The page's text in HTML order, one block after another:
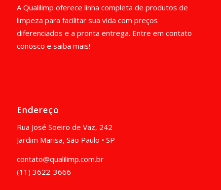
A Qualilimp oferece linha completa de produtos de
limpeza para facilitar sua vida com preços
diferenciados e a pronta entrega. Entre em contato
conosco e saiba mais!
Endereço
Rua José Soeiro de Vaz, 242
Jardim Marisa, São Paulo • SP
contato@qualilimp.com.br
(11) 3622-3666